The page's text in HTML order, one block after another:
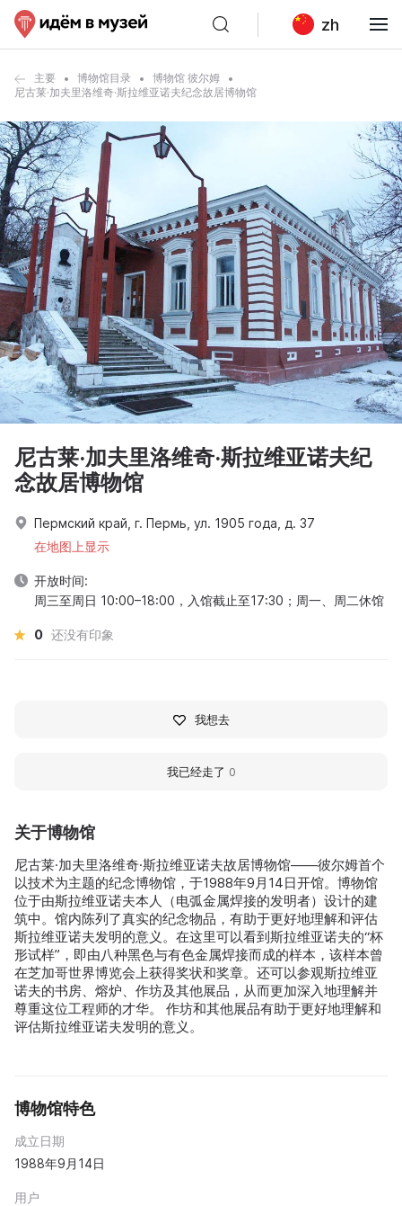
zh
主要 博物馆目录
博物馆 彼尔姆
尼古莱·加夫里洛维奇·斯拉维亚诺夫纪念故居博物馆
关于博物馆
尼古莱·加夫里洛维奇·斯拉维亚诺夫故居博物馆——彼尔姆首个
以技术为主题的纪念博物馆，于1988年9月14日开馆。博物馆
位于由斯拉维亚诺夫本人（电弧金属焊接的发明者）设计的建
筑中。馆内陈列了真实的纪念物品，有助于更好地理解和评估
斯拉维亚诺夫发明的意义。在这里可以看到斯拉维亚诺夫的“杯
形试样”，即由八种黑色与有色金属焊接而成的样本，该样本曾
在芝加哥世界博览会上获得奖状和奖章。还可以参观斯拉维亚
诺夫的书房、熔炉、作坊及其他展品，从而更加深入地理解并
尊重这位工程师的才华。 作坊和其他展品有助于更好地理解和
评估斯拉维亚诺夫发明的意义。
博物馆特色
成立日期
1988年9月14日
用户
尼古莱·加夫里洛维奇·斯拉维亚诺夫纪
念故居博物馆
Пермский край, г. Пермь, ул. 1905 года, д. 37
在地图上显示
开放时间:
周三至周日 10:00–18:00，入馆截止至17:30；周一、周二休馆
0 还没有印象
我想去
我已经走了 0